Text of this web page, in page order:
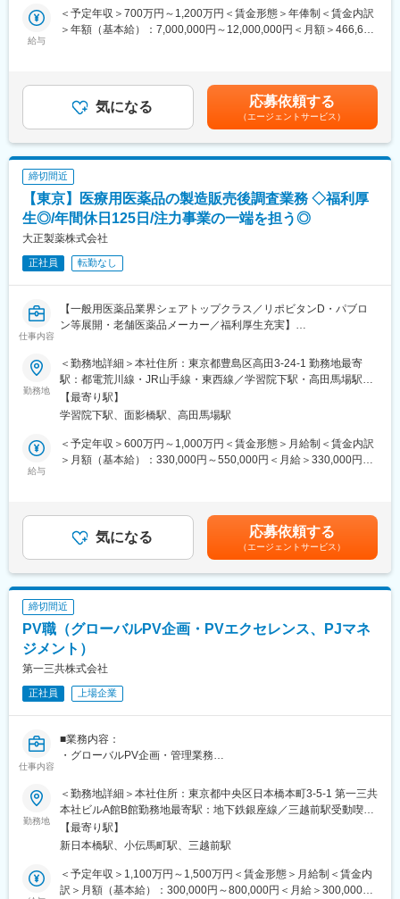
です。さらに、社内イベントや社員の自主的なスポーツサークル
活動も盛んで、ファミリーのような雰囲気が、離職率の低さを維
変更の範囲：会社の定める業務
・リソース管理（人員・予算）、リスク特定・エスカレーション
を通じて、GVP/GCP等のコンプライアンスを維持・向上
・業務プロセスの標準化・最適化やKPIに基づく改善を推進し、社
内外ステークホルダーとの調整や会議運営、課題解決をリード。
PMDA・顧客・社内他部署との交渉や、グローバルチーム・提携
・IT活用による業務効率化やチーム生産性向上、若手メンバーの
指導を担い、プロジェクト品質を確保。組織全体の成長にも主体
的に貢献する
■当社のPVの特徴
事をする事が可能です。 現状多くの受託があり、今後も組織の拡
できるやりがいがあります。
当社の企業文化には、社員同士互いを尊重し、個性を大切にする
社風があります。
仕事を通じて磨かれたチームワークの絆は深く、質の高いサービ
スの提供を可能にしているのも、この社員同士の絆があってこそ
活動も盛んで、ファミリーのような雰囲気が、離職率の低さを維
持している秘訣となっています。
変更の範囲：会社の定める業務
給与
＜予定年収＞700万円～1,200万円＜賃金形態＞年俸制＜賃金内訳
＞年額（基本給）：7,000,000円～12,000,000円＜月額＞466,666
は御座いません。※毎年3月末に業績に応じて業績賞与の支給があ
ります。※分割数は年収額により変動いたします。賃金はあくまで
も目安の金額であり、選考を通じて上下する可能性があります。
月給(月額)は固定手当を含めた表記です。
気になる 応募依頼する
（エージェントサービス）
締切間近
【東京】医療用医薬品の製造販売後調査業務 ◇福利厚
生◎/年間休日125日/注力事業の一端を担う◎
大正製薬株式会社
正社員 転勤なし
仕事内容
【一般用医薬品業界シェアトップクラス／リポビタンD・パブロ
ン等展開・老舗医薬品メーカー／福利厚生充実】
■業務概要：
医療用医薬品の製造販売後調査業務全般を担っていただきます。
具体的には、調査の計画立案、実施、進捗管理、データ収集と分
析、報告書作成を行っていただきます。また、社内外関係者との
連携も重要な役割です。あなたの経験とスキルを活かし、医療用
医薬品の安全性と適正使用に貢献してください。
・社内関連部署（安全管理部門、調査実施部門等）との連携
・社外関連会社（委託先）との協議・調整・連携
・製造販売後調査に関するSOP等の作成・改訂
当社の製造販売後調査部門は、各メンバーが高い専門性を持ち、
互いに連携しながら業務を進めています。あなたの成長をサポー
トする体制が整っており、効率的かつスピーディーな調査実施を
目指しています。チーム全体で協力し、医薬品の安全性向上に貢
献しましょう。
■当社の特徴：
となって成長を牽引している総合医薬品メーカーです。2つの事業
領域を通じ、健康の維持や病気の予防から本格的な治療までを、
健康で美しく、幸せな暮らしを続けたい」との人々の願いに応え
るべく、常に事業の原点を見つめ「健康と美」をテーマとしたあ
らゆる分野に挑戦し続ける企業を目指しています。
勤務地
＜勤務地詳細＞本社住所：東京都豊島区高田3-24-1 勤務地最寄
駅：都電荒川線・JR山手線・東西線／学習院下駅・高田馬場駅受
動喫煙対策：屋内全面禁煙変更の範囲：会社の定める事業所
【最寄り駅】
学習院下駅、面影橋駅、高田馬場駅
給与
＜予定年収＞600万円～1,000万円＜賃金形態＞月給制＜賃金内訳
＞月額（基本給）：330,000円～550,000円＜月給＞330,000円～
額であり、選考を通じて上下する可能性があります。月給(月額)は
固定手当を含めた表記です。
気になる 応募依頼する
（エージェントサービス）
締切間近
PV職（グローバルPV企画・PVエクセレンス、PJマネ
ジメント）
第一三共株式会社
正社員 上場企業
仕事内容
■業務内容：
・グローバルPV企画・管理業務
的な計画立案・推進支援
Global CSPV Unitの運営体制の構築・推進にあたり中心的な役割
を担う。部門横断的な課題解決にあたり中心的な役割を担い、部
門間連携を促進しUnit目標の達成を支援する。、Unitの人員管理、
予算管理、会議体運営、リスクマネジメントに関して、所属上長
と連携して実装することにより、Unit全体のパフォーマンス向上
勤務地
＜勤務地詳細＞本社住所：東京都中央区日本橋本町3-5-1 第一三共
本社ビルA館B館勤務地最寄駅：地下鉄銀座線／三越前駅受動喫煙
対策：屋内全面禁煙変更の範囲：会社の定める事業所（リモート
ワーク含む）
【最寄り駅】
新日本橋駅、小伝馬町駅、三越前駅
＜予定年収＞1,100万円～1,500万円＜賃金形態＞月給制＜賃金内
訳＞月額（基本給）：300,000円～800,000円＜月給＞300,000円